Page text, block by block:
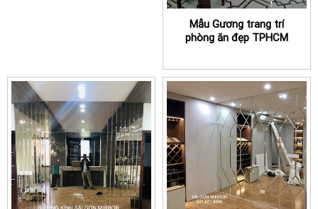
Mẫu Gương trang trí
phòng ăn đẹp TPHCM